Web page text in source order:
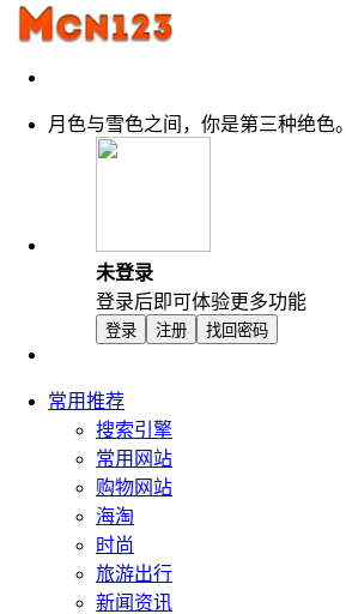
月色与雪色之间，你是第三种绝色。
未登录
登录后即可体验更多功能
登录 注册 找回密码
常用推荐
搜索引擎
常用网站
购物网站
海淘
时尚
旅游出行
新闻资讯